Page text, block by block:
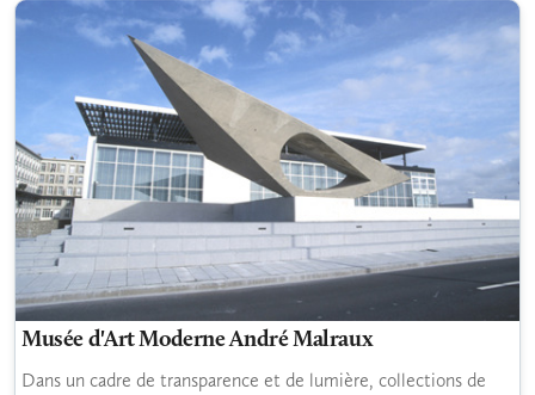
Musée d'Art Moderne André Malraux
Dans un cadre de transparence et de lumière, collections de